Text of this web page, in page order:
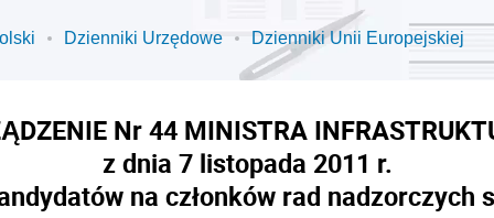
Dzienniki Urzędowe Dzienniki Unii Europejskiej
Nr 44 MINISTRA
z dnia 7 listopada 2011 r.
na członków rad nadzorczych